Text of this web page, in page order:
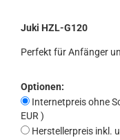
Juki HZL-G120
Perfekt für Anfänger
Optionen:
Internetpreis ohne
EUR )
Herstellerpreis inkl.